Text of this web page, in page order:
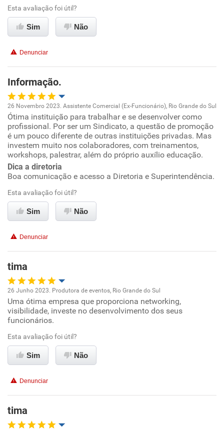
Recomenda esta empresa
Recomenda a diretoria
Esta avaliação foi útil?
Sim Não
Denunciar
Informação.
Oportunidade de promoção
Ambiente de trabalho
Conciliação com a vida familiar
Benefícios
Recomenda esta empresa
Recomenda a diretoria
26 Novembro 2023. Assistente Comercial (Ex-Funcionário), Rio Grande do Sul
Ótima instituição para trabalhar e se desenvolver como
profissional. Por ser um Sindicato, a questão de promoção
é um pouco diferente de outras instituições privadas. Mas
investem muito nos colaboradores, com treinamentos,
workshops, palestrar, além do próprio auxílio educação.
Dica a diretoria
Boa comunicação e acesso a Diretoria e Superintendência.
Esta avaliação foi útil?
Sim Não
Denunciar
tima
Oportunidade de promoção
Conciliação com a vida familiar
26 Junho 2023. Produtora de eventos, Rio Grande do Sul
Uma ótima empresa que proporciona networking,
visibilidade, investe no desenvolvimento dos seus
funcionários.
Esta avaliação foi útil?
Sim Não
Denunciar
tima